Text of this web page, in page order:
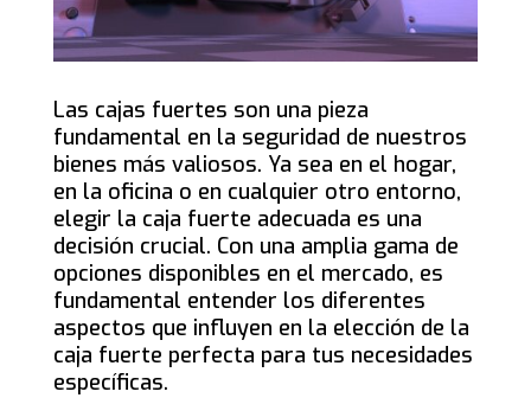
Las cajas fuertes son una pieza
fundamental en la seguridad de nuestros
bienes más valiosos. Ya sea en el hogar,
en la oficina o en cualquier otro entorno,
elegir la caja fuerte adecuada es una
decisión crucial. Con una amplia gama de
opciones disponibles en el mercado, es
fundamental entender los diferentes
aspectos que influyen en la elección de la
caja fuerte perfecta para tus necesidades
específicas.